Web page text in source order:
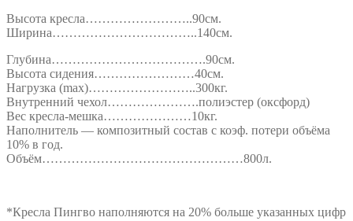
Высота кресла……………………..90см.
Ширина……………………………..140см.
Глубина……………………………….90см.
Высота сидения……………………40см.
Нагрузка (max)……………………..300кг.
Внутренний чехол………………….полиэстер (оксфорд)
Вес кресла-мешка…………………10кг.
Наполнитель — композитный состав с коэф. потери объёма
10% в год.
Объём…………………………………………800л.
*Кресла Пингво наполняются на 20% больше указанных цифр